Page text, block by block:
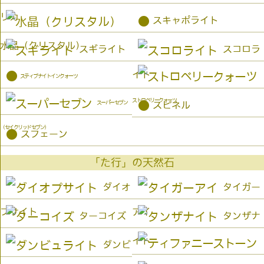
リカ
水晶（クリスタル）
● スキャポライト
スギライト スコロラ
イト
● スティブナイトインクォーツ
ストロベリークォーツ
スーパーセブン
（セイクリッドセブン）
● スピネル
● スフェーン
「た行」の天然石
ダイオ
プサイト
タイガー
アイ
ターコイズ タンザナ
イト
ダンビ